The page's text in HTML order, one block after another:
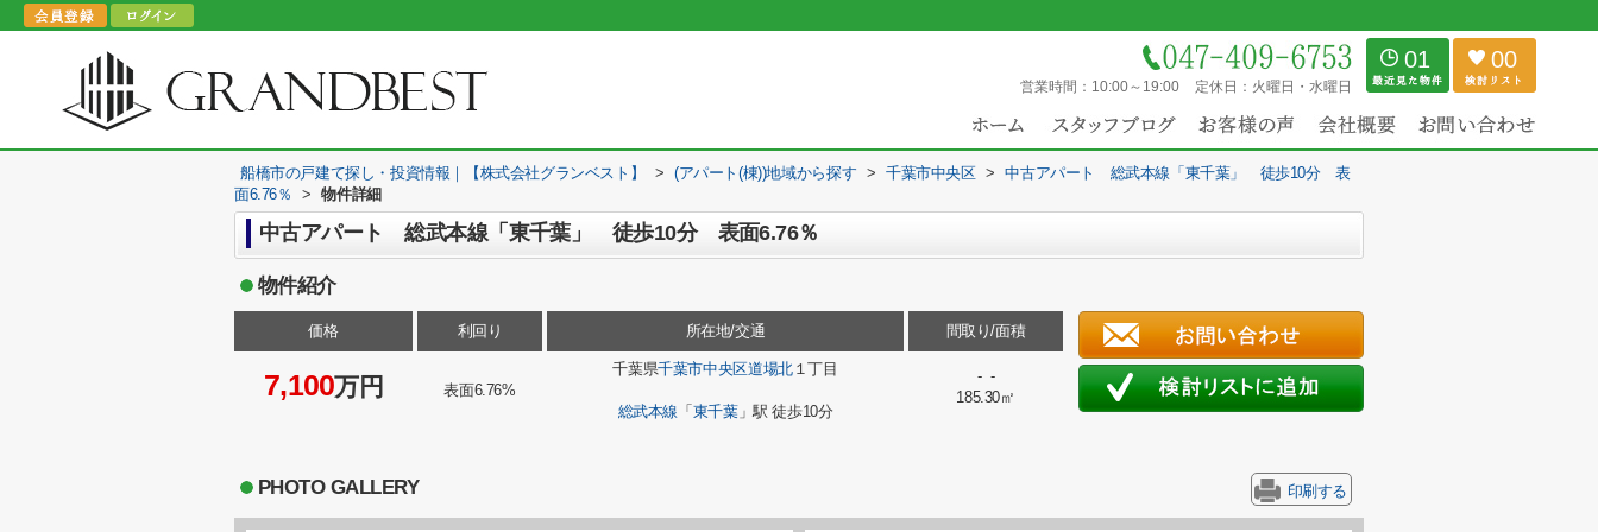
営業時間： 10:00～19:00 定休日： 火曜日・水曜日
01 00
船橋市の戸建て探し・投資情報｜【株式会社グランベスト】 > (アパート(棟))地域から探す > 千葉市中央区 >
中古アパート 総武本線「東千葉」 徒歩10分 表
面6.76％
> 物件詳細
中古アパート 総武本線「東千葉」 徒歩10分 表面6.76％
物件紹介
価格
7,100万円
利回り
表面6.76%
所在地/交通
千葉県千葉市中央区道場北１丁目
総武本線 「 東千葉」駅 徒歩10分
間取り/面積
- -
185.30㎡
PHOTO GALLERY 印刷する